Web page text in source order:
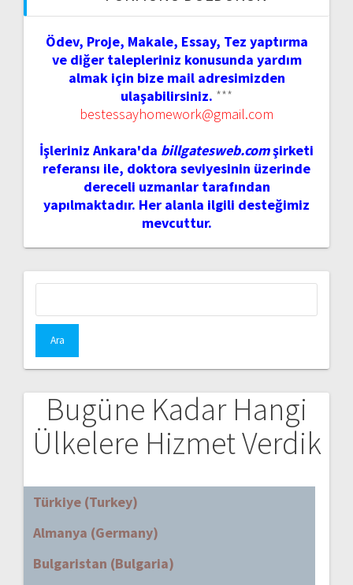
Ödev, Proje, Makale, Essay, Tez yaptırma
ve diğer talepleriniz konusunda yardım
almak için bize mail adresimizden
ulaşabilirsiniz. ***
bestessayhomework@gmail.com
İşleriniz Ankara'da billgatesweb.comşirketi
referansı ile, doktora seviyesinin üzerinde
dereceli uzmanlar tarafından
yapılmaktadır. Her alanla ilgili desteğimiz
mevcuttur.
Bugüne Kadar Hangi
Ülkelere Hizmet Verdik
Türkiye (Turkey)
Almanya (Germany)
Bulgaristan (Bulgaria)